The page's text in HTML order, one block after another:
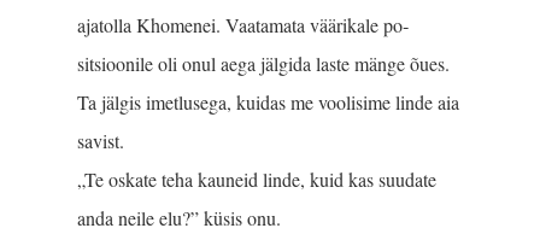
ajatolla Khomenei. Vaatamata väärikale po­
sitsioonile oli onul aega jälgida laste mänge õues.
Ta jälgis imetlusega, kuidas me voolisime linde aia
savist.
„Te oskate teha kauneid linde, kuid kas suudate
anda neile elu?” küsis onu.